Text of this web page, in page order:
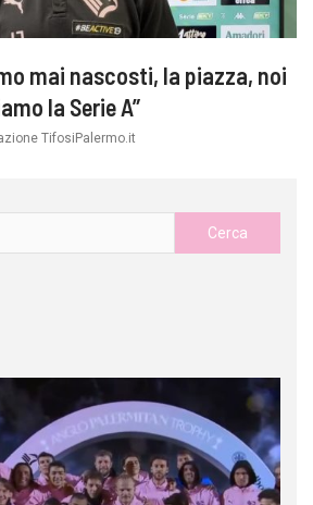
mai nascosti, la piazza, noi
la Serie A”
TifosiPalermo.it